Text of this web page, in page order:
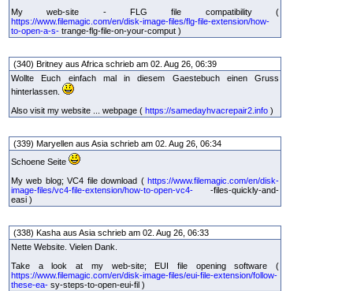
My web-site - FLG file compatibility (
https://www.filemagic.com/en/disk-image-files/flg-file-extension/how-
to-open-a-s- trange-flg-file-on-your-comput )
(340) Britney aus Africa schrieb am 02. Aug 26, 06:39
Wollte Euch einfach mal in diesem Gaestebuch einen Gruss
hinterlassen.
Also visit my website ... webpage ( https://samedayhvacrepair2.info )
(339) Maryellen aus Asia schrieb am 02. Aug 26, 06:34
Schoene Seite
My web blog; VC4 file download ( https://www.filemagic.com/en/disk-
image-files/vc4-file-extension/how-to-open-vc4- -files-quickly-and-
easi )
(338) Kasha aus Asia schrieb am 02. Aug 26, 06:33
Nette Website. Vielen Dank.
Take a look at my web-site; EUI file opening software (
https://www.filemagic.com/en/disk-image-files/eui-file-extension/follow-
these-ea- sy-steps-to-open-eui-fil )